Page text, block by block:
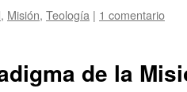
, Misión, Teología | 1 comentario
de la